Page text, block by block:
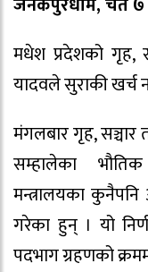
मधेश प्रदेशको गृह,
यादवले सुराकी खर्च
मंगलबार गृह, सञ्चार
सम्हालेका
मन्त्रालयका
गरेका हुन् । यो
पदभाग ग्रहणको